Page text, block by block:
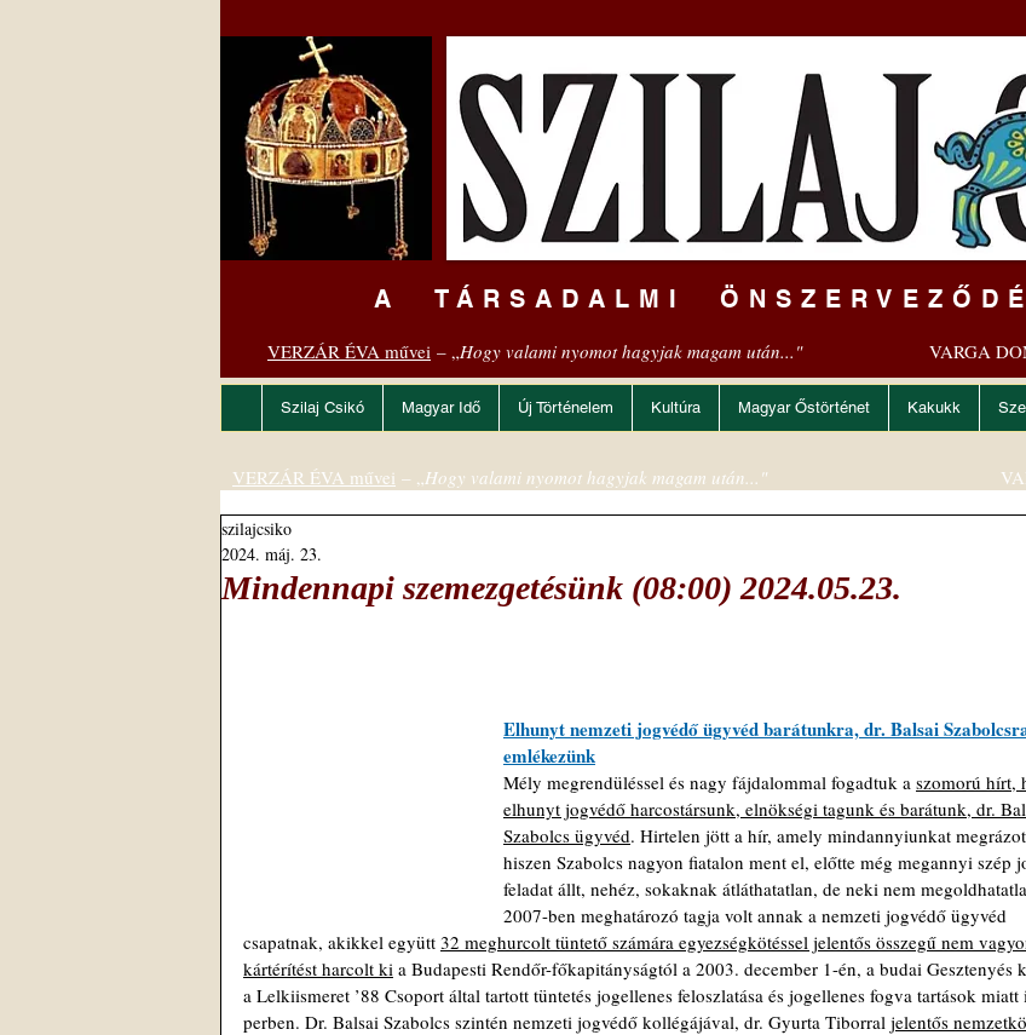
A TÁRSADALMI
VERZÁR ÉVA művei – „Hogy valami nyomot hagyjak magam után..." VARGA
Szilaj Csikó Magyar Idő Új Történelem Kultúra Magyar Őstörténet Kakukk
Mindennapi szemezgetésünk (08:00) 2024.05.23.
szilajcsiko
2024. máj. 23.
Elhunyt nemzeti jogvédő ügyvéd barátunkra, dr. Balsai
emlékezünk
Mély megrendüléssel és nagy fájdalommal fogadtuk a szomorú hírt,
elhunyt jogvédő harcostársunk, elnökségi tagunk és barátunk, dr.
Szabolcs ügyvéd. Hirtelen jött a hír, amely mindannyiunkat
hiszen Szabolcs nagyon fiatalon ment el, előtte még megannyi szép
feladat állt, nehéz, sokaknak átláthatatlan, de neki nem
2007-ben meghatározó tagja volt annak a nemzeti jogvédő ügyvéd
csapatnak, akikkel együtt 32 meghurcolt tüntető számára egyezségkötéssel jelentős összegű nem
kártérítést harcolt ki a Budapesti Rendőr-főkapitányságtól a 2003. december 1-én, a budai Gesztenyés
a Lelkiismeret ’88 Csoport által tartott tüntetés jogellenes feloszlatása és jogellenes fogva tartások
perben. Dr. Balsai Szabolcs szintén nemzeti jogvédő kollégájával, dr. Gyurta Tiborral jelentős
VERZÁR ÉVA művei – „Hogy valami nyomot hagyjak magam után..."